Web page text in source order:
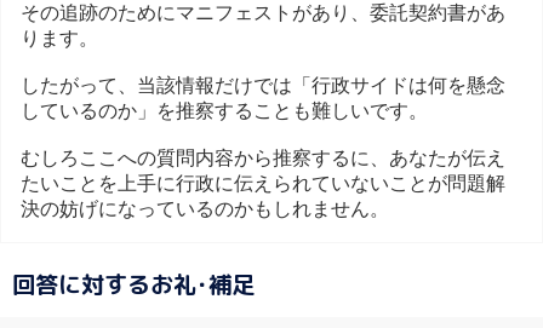
その追跡のためにマニフェストがあり、委託契約書があ
ります。
したがって、当該情報だけでは「行政サイドは何を懸念
しているのか」を推察することも難しいです。
むしろここへの質問内容から推察するに、あなたが伝え
たいことを上手に行政に伝えられていないことが問題解
決の妨げになっているのかもしれません。
回答に対するお礼･補足